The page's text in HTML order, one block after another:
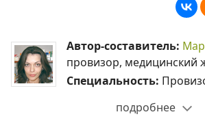
Автор-составитель:
провизор, медицинский
Специальность:
подробнее